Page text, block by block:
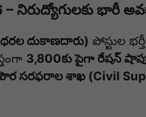
నిరుద్యోగులకు భారీ
దుకాణదారు) పోస్టుల
3,800కు పైగా రేషన్
సరఫరాల శాఖ (Civil